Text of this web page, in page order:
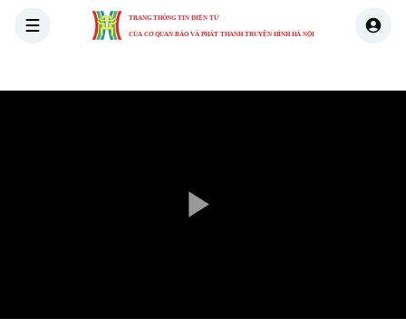
TRANG THÔNG TIN ĐIỆN TỬ
CỦA CƠ QUAN BÁO VÀ PHÁT THANH TRUYỀN HÌNH HÀ NỘI